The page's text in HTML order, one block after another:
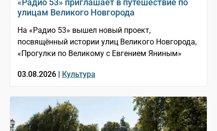
«Радио 53» приглашает в путешествие по
улицам Великого Новгорода
На «Радио 53» вышел новый проект,
посвящённый истории улиц Великого Новгорода,
«Прогулки по Великому с Евгением Яниным»
03.08.2026 | Культура